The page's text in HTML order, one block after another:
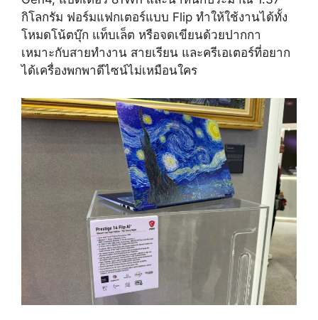
กิโลกรัม ฟอร์มแฟกเตอร์แบบ Flip ทำให้ใช้งานได้ทั้ง
โหมดโน้ตบุ๊ก แท็บเล็ต หรือจดเขียนด้วยปากกา
เหมาะกับสายทำงาน สายเรียน และครีเอเตอร์ที่อยาก
ได้เครื่องพกพาดีไซน์ไม่เหมือนใคร